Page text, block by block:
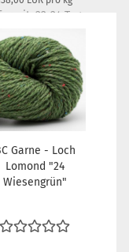
22-24 Tage
Garne - Loch
Lomond "24
Wiesengrün"